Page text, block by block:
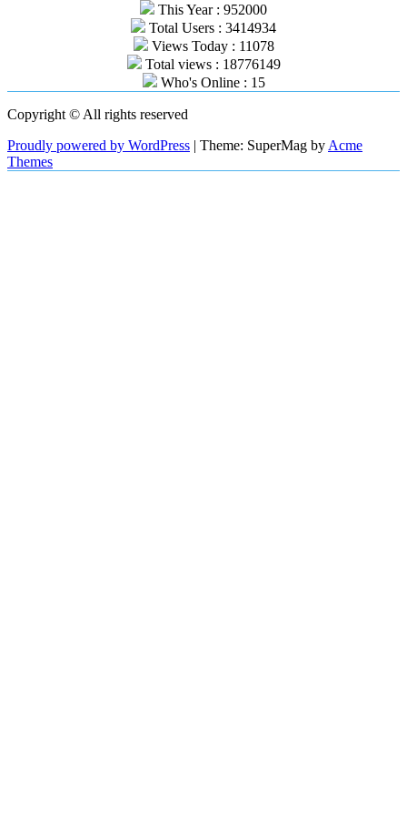
This Year : 952000
Total Users : 3414934
Views Today : 11078
Total views : 18776149
Who's Online : 15
Copyright © All rights reserved
Proudly powered by WordPress | Theme: SuperMag by Acme
Themes